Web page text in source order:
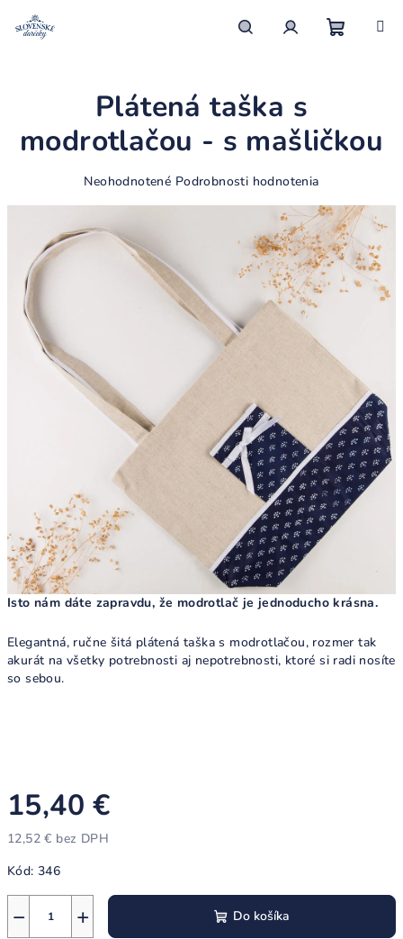
Isto nám dáte zapravdu, že modrotlač je jednoducho krásna.
Elegantná, ručne šitá plátená taška s modrotlačou, rozmer tak
akurát na všetky potrebnosti aj nepotrebnosti, ktoré si radi nosíte
so sebou.
15,40 €
12,52 € bez DPH
cena:
Kód: 346
+
− Do košíka
Plátená taška s
modrotlačou - s mašličkou
Priemerné
je
Neohodnotené Podrobnosti hodnotenia